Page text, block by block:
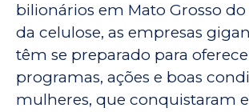
bilionários em Mato Grosso
da celulose, as empresas
têm se preparado para
programas, ações e boas
mulheres, que conquistaram